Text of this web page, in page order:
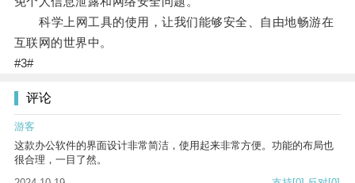
科学上网工具的使用，让我们能够安全、自由地畅游在
互联网的世界中。
#3#
评论
游客
这款办公软件的界面设计非常简洁，使用起来非常方便。功能的布局也
很合理，一目了然。